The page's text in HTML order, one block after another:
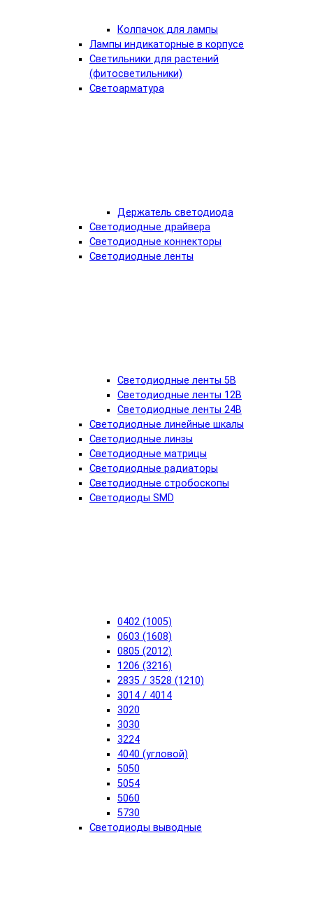
Колпачок для лампы
Лампы индикаторные в корпусе
Светильники для растений
(фитосветильники)
Светоарматура
Держатель светодиода
Светодиодные драйвера
Светодиодные коннекторы
Светодиодные ленты
Светодиодные ленты 5В
Светодиодные ленты 12В
Светодиодные ленты 24В
Светодиодные линейные шкалы
Светодиодные линзы
Светодиодные матрицы
Светодиодные радиаторы
Светодиодные стробоскопы
Светодиоды SMD
0402 (1005)
0603 (1608)
0805 (2012)
1206 (3216)
2835 / 3528 (1210)
3014 / 4014
3020
3030
3224
4040 (угловой)
5050
5054
5060
5730
Светодиоды выводные